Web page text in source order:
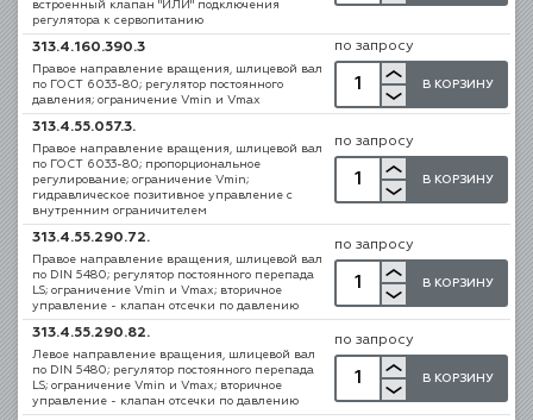
встроенный клапан "ИЛИ" подключения
регулятора к сервопитанию
313.4.160.390.3
Правое направление вращения, шлицевой вал
по ГОСТ 6033-80; регулятор постоянного
давления; ограничение Vmin и Vmax
по запросу
В КОРЗИНУ
313.4.55.057.3.
Правое направление вращения, шлицевой вал
по ГОСТ 6033-80; пропорциональное
регулирование; ограничение Vmin;
гидравлическое позитивное управление с
внутренним ограничителем
по запросу
В КОРЗИНУ
313.4.55.290.72.
Правое направление вращения, шлицевой вал
по DIN 5480; регулятор постоянного перепада
LS; ограничение Vmin и Vmax; вторичное
управление - клапан отсечки по давлению
по запросу
В КОРЗИНУ
313.4.55.290.82.
Левое направление вращения, шлицевой вал
по DIN 5480; регулятор постоянного перепада
LS; ограничение Vmin и Vmax; вторичное
управление - клапан отсечки по давлению
по запросу
В КОРЗИНУ